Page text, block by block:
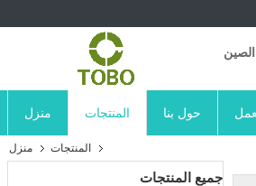
منزل المنتجات حول بنا
منزل المنتجات
جميع المنتجات